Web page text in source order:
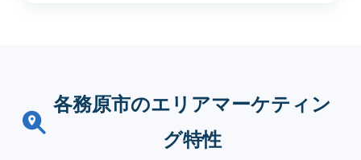
各務原市のエリアマーケティン
グ特性